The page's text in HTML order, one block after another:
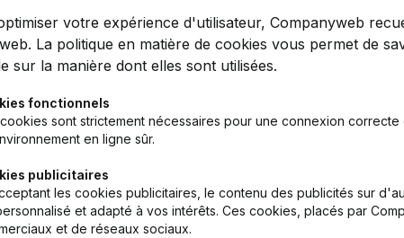
Publication
Siège Social
Rubrique Fin (Cessation, Annulation Cessation, Nullite,
votre expérience d'utilisateur, Companyweb
La politique en matière de cookies vous permet de
sur la manière dont elles sont utilisées.
fonctionnels
sont strictement nécessaires pour une connexion
en ligne sûr.
publicitaires
les cookies publicitaires, le contenu des publicités sur
et adapté à vos intérêts. Ces cookies, placés par
et de réseaux sociaux.